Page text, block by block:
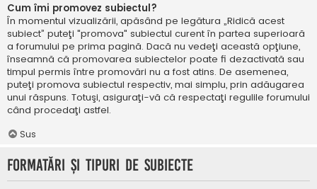
Cum îmi promovez subiectul?
În momentul vizualizării, apăsând pe legătura „Ridică acest
subiect” puteţi "promova" subiectul curent în partea superioară
a forumului pe prima pagină. Dacă nu vedeţi această opţiune,
înseamnă că promovarea subiectelor poate fi dezactivată sau
timpul permis între promovări nu a fost atins. De asemenea,
puteţi promova subiectul respectiv, mai simplu, prin adăugarea
unui răspuns. Totuşi, asiguraţi-vă că respectaţi regulile forumului
când procedaţi astfel.
Sus
Formatări şi tipuri de subiecte